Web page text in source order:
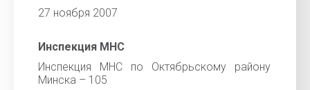
27 ноября 2007
Инспекция МНС
Инспекция МНС по Октябрьскому району
Минска – 105